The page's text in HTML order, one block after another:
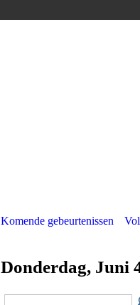
Komende gebeurtenissen
Donderdag, Juni